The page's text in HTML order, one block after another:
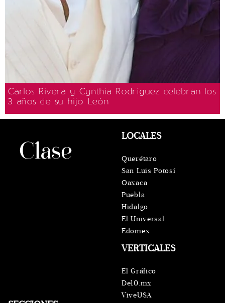
Carlos Rivera y Cynthia Rodríguez celebran los
3 años de su hijo León
VERTICALES
El Gráfico
De10.mx
ViveUSA
LOCALES
Querétaro
San Luis Potosí
Oaxaca
Puebla
Hidalgo
El Universal
Edomex